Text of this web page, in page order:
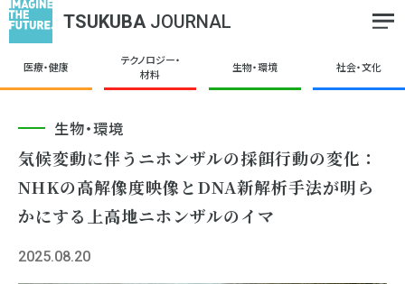
TSUKUBA JOURNAL
医療・健康
テクノロジー・
材料
生物・環境 社会・文化
生物・環境
気候変動に伴うニホンザルの採餌行動の変化：
NHKの高解像度映像とDNA新解析手法が明ら
かにする上高地ニホンザルのイマ
2025.08.20